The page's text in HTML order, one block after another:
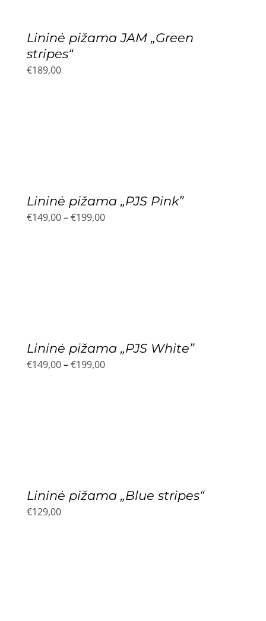
Lininė pižama JAM „Green
stripes“
€189,00
Lininė pižama „PJS Pink”
€149,00–€199,00Price
Lininė pižama „PJS White”
€149,00–€199,00Price
Lininė pižama „Blue stripes“
€129,00